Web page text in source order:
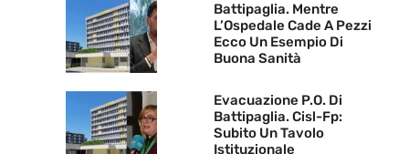
Battipaglia. Mentre
L’Ospedale Cade A Pezzi
Ecco Un Esempio Di
Buona Sanità
Evacuazione P.O. Di
Battipaglia. Cisl-Fp:
Subito Un Tavolo
Istituzionale